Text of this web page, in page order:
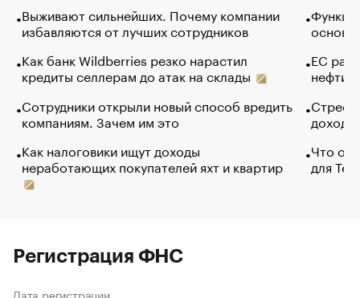
Выживают сильнейших. Почему компании
избавляются от лучших сотрудников
Как банк Wildberries резко нарастил
кредиты селлерам до атак на склады
Сотрудники открыли новый способ вредить
компаниям. Зачем им это
Как налоговики ищут доходы
неработающих покупателей яхт и квартир
основ
ЕС
нефти
Что
для
Регистрация ФНС
Дата регистрации